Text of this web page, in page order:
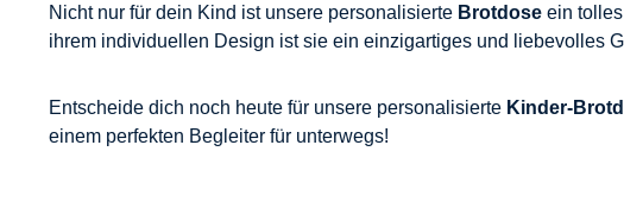
Nicht nur für dein Kind ist unsere personalisierte Brotdose ein
ihrem individuellen Design ist sie ein einzigartiges und liebevolles
Entscheide dich noch heute für unsere personalisierte Kinder-
einem perfekten Begleiter für unterwegs!